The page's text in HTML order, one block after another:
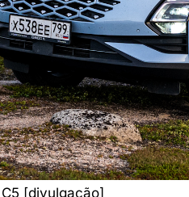
[divulgação]